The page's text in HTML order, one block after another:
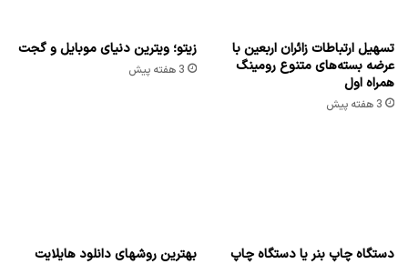
تسهیل ارتباطات زائران اربعین با
عرضه بسته‌های متنوع رومینگ
همراه اول
3 هفته پیش
زیتو؛ ویترین دنیای موبایل و گجت
3 هفته پیش
دستگاه چاپ بنر یا دستگاه چاپ
بهترین روشهای دانلود هایلایت